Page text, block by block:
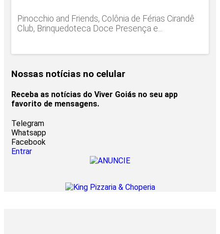
Pinocchio and Friends, Colônia de Férias Cirandê
Club, Brinquedoteca Doce Presença e...
Nossas notícias no celular
Receba as notícias do Viver Goiás no seu app
favorito de mensagens.
Telegram
Whatsapp
Facebook
Entrar